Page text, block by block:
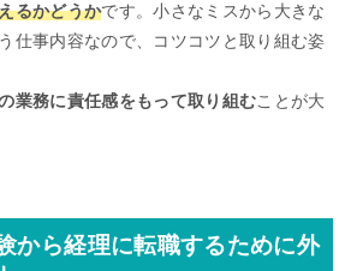
るかどうかです。小さなミスから大きな
仕事内容なので、コツコツと取り組む姿
業務に責任感をもって取り組むことが大
から経理に転職するために外